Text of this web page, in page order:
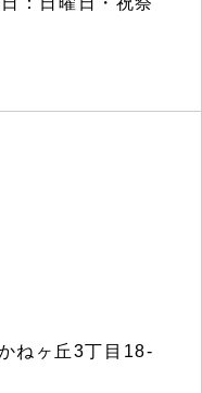
ねヶ丘3丁目18-